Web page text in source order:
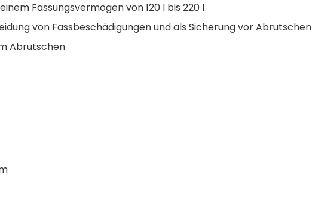
Fassungsvermögen von 120 l bis 220 l
von Fassbeschädigungen und als Sicherung vor Abrutschen
Abrutschen